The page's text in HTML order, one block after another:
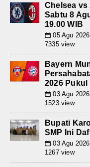
Chelsea vs
Sabtu 8
19.00 WIB
📅 05 Agu
7335 view
Bayern
2026 Pukul
📅 03 Agu
1523 view
Bupati
SMP Ini
📅 03 Agu
1267 view